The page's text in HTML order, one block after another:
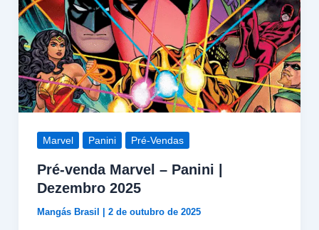
Marvel Panini Pré-Vendas
Pré-venda Marvel – Panini |
Dezembro 2025
Mangás Brasil 2 de outubro de 2025